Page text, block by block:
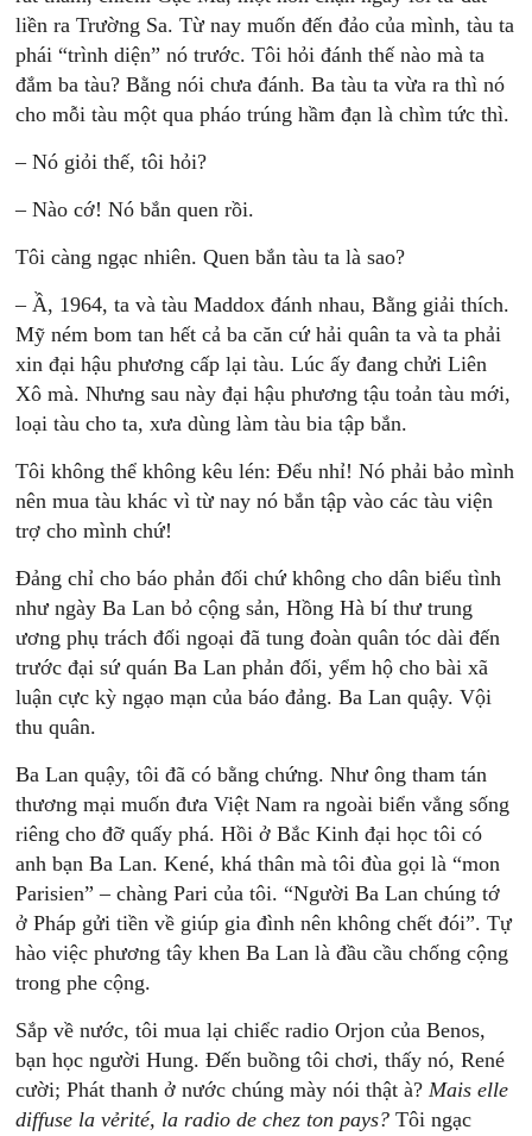
liền ra Trường Sa. Từ nay muốn đến đảo của mình, tàu ta
phái “trình diện” nó trước. Tôi hỏi đánh thế nào mà ta
đắm ba tàu? Bằng nói chưa đánh. Ba tàu ta vừa ra thì nó
cho mỗi tàu một qua pháo trúng hầm đạn là chìm tức thì.
– Nó giỏi thế, tôi hỏi?
– Nào cớ! Nó bắn quen rồi.
Tôi càng ngạc nhiên. Quen bắn tàu ta là sao?
– Ầ, 1964, ta và tàu Maddox đánh nhau, Bằng giải thích.
Mỹ ném bom tan hết cả ba căn cứ hải quân ta và ta phải
xin đại hậu phương cấp lại tàu. Lúc ấy đang chửi Liên
Xô mà. Nhưng sau này đại hậu phương tậu toản tàu mới,
loại tàu cho ta, xưa dùng làm tàu bia tập bắn.
Tôi không thể không kêu lén: Đểu nhỉ! Nó phải bảo mình
nên mua tàu khác vì từ nay nó bắn tập vào các tàu viện
trợ cho mình chứ!
Đảng chỉ cho báo phản đối chứ không cho dân biểu tình
như ngày Ba Lan bỏ cộng sản, Hồng Hà bí thư trung
ương phụ trách đối ngoại đã tung đoàn quân tóc dài đến
trước đại sứ quán Ba Lan phản đối, yểm hộ cho bài xã
luận cực kỳ ngạo mạn của báo đảng. Ba Lan quậy. Vội
thu quân.
Ba Lan quậy, tôi đã có bằng chứng. Như ông tham tán
thương mại muốn đưa Việt Nam ra ngoài biển vẳng sống
riêng cho đỡ quấy phá. Hồi ở Bắc Kinh đại học tôi có
anh bạn Ba Lan. Kené, khá thân mà tôi đùa gọi là “mon
Parisien” – chàng Pari của tôi. “Người Ba Lan chúng tớ
ở Pháp gửi tiền về giúp gia đình nên không chết đói”. Tự
hào việc phương tây khen Ba Lan là đầu cầu chống cộng
trong phe cộng.
Sắp về nước, tôi mua lại chiểc radio Orjon của Benos,
bạn học người Hung. Đến buồng tôi chơi, thấy nó, René
cười; Phát thanh ở nước chúng mày nói thật à?Mais elle
diffuse la vẻrité, la radio de chez ton pays? Tôi ngạc